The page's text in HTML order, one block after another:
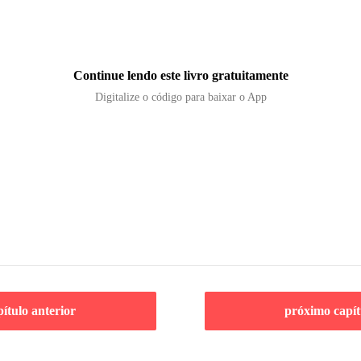
Continue lendo este livro gratuitamente
Digitalize o código para baixar o App
anterior próximo